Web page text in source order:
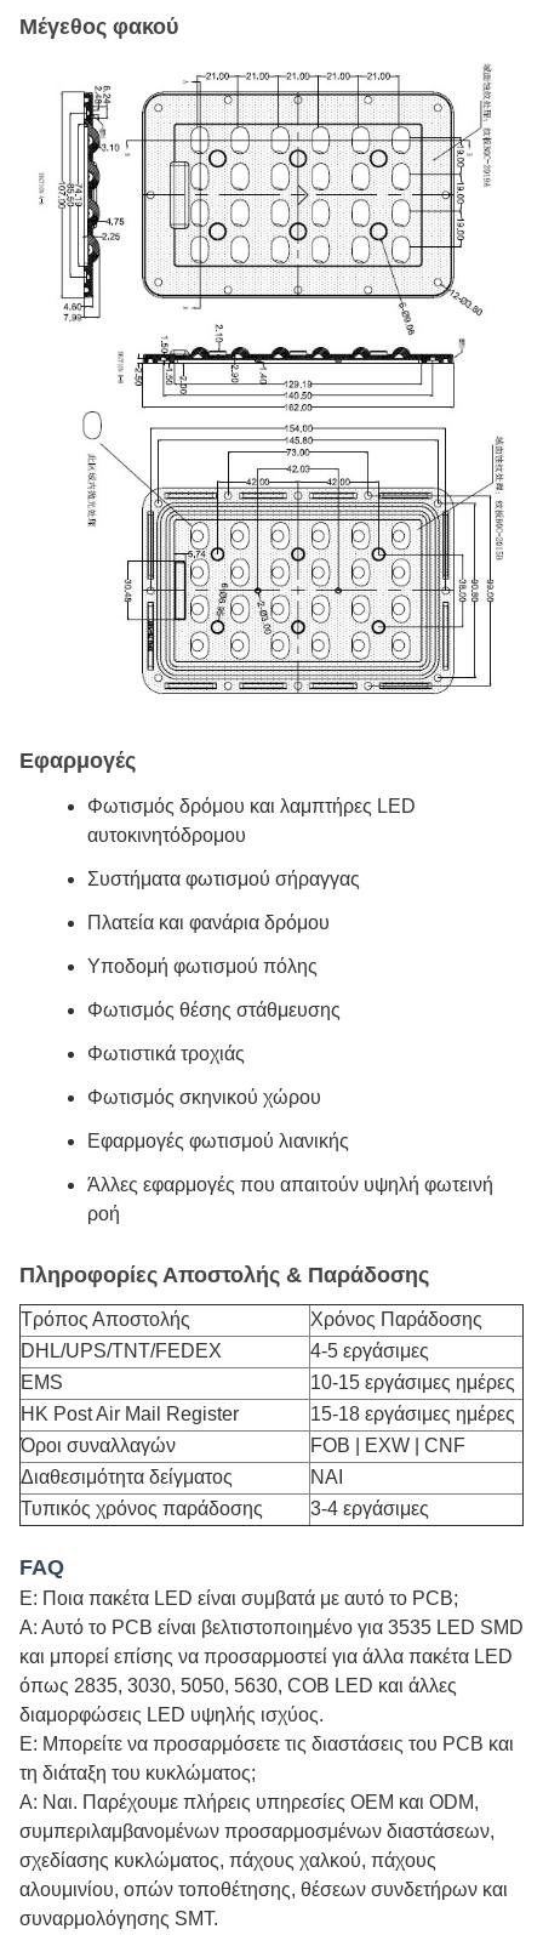
Μέγεθος φακού
Εφαρμογές
Φωτισμός δρόμου και λαμπτήρες LED
αυτοκινητόδρομου
Συστήματα φωτισμού σήραγγας
Πλατεία και φανάρια δρόμου
Υποδομή φωτισμού πόλης
Φωτισμός θέσης στάθμευσης
Φωτιστικά τροχιάς
Φωτισμός σκηνικού χώρου
Εφαρμογές φωτισμού λιανικής
Άλλες εφαρμογές που απαιτούν υψηλή φωτεινή
ροή
Πληροφορίες Αποστολής & Παράδοσης
Τρόπος Αποστολής
Χρόνος Παράδοσης
DHL/UPS/TNT/FEDEX
4-5 εργάσιμες
EMS
10-15 εργάσιμες ημέρες
HK Post Air Mail Register
15-18 εργάσιμες ημέρες
Όροι συναλλαγών
FOB | EXW | CNF
Διαθεσιμότητα δείγματος
ΝΑΙ
Τυπικός χρόνος παράδοσης
3-4 εργάσιμες
FAQ
Ε: Ποια πακέτα LED είναι συμβατά με αυτό το PCB;
Α: Αυτό το PCB είναι βελτιστοποιημένο για 3535 LED SMD
και μπορεί επίσης να προσαρμοστεί για άλλα πακέτα LED
όπως 2835, 3030, 5050, 5630, COB LED και άλλες
διαμορφώσεις LED υψηλής ισχύος.
Ε: Μπορείτε να προσαρμόσετε τις διαστάσεις του PCB και
τη διάταξη του κυκλώματος;
Α: Ναι. Παρέχουμε πλήρεις υπηρεσίες OEM και ODM,
συμπεριλαμβανομένων προσαρμοσμένων διαστάσεων,
σχεδίασης κυκλώματος, πάχους χαλκού, πάχους
αλουμινίου, οπών τοποθέτησης, θέσεων συνδετήρων και
συναρμολόγησης SMT.